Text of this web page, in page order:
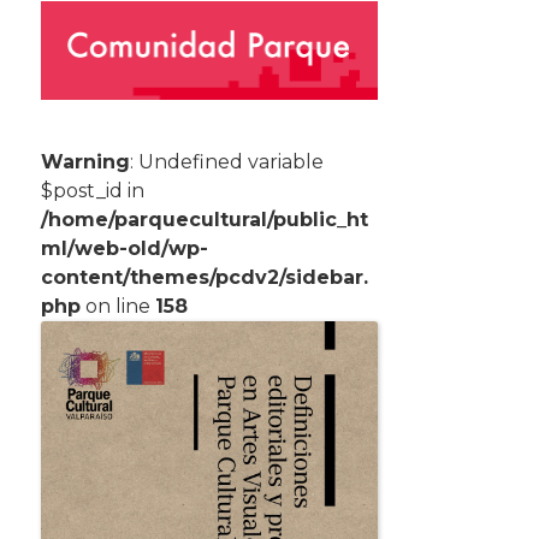
Warning: Undefined variable
$post_id in
/home/parquecultural/public_ht
ml/web-old/wp-
content/themes/pcdv2/sidebar.
php on line 158